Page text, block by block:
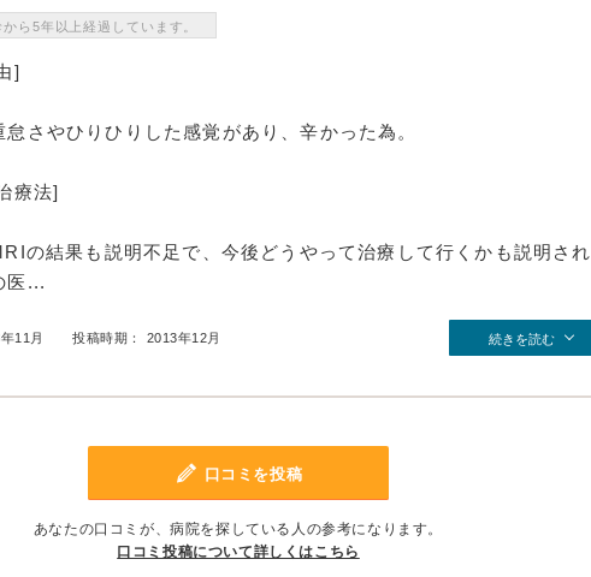
ら5年以上経過しています。
]
怠さやひりひりした感覚があり、辛かった為。
療法]
の結果も説明不足で、今後どうやって治療して行くかも説明され
医...
11月 投稿時期： 2013年12月 続きを読む
口コミを投稿
あなたの口コミが、病院を探している人の参考になります。
口コミ投稿について詳しくはこちら